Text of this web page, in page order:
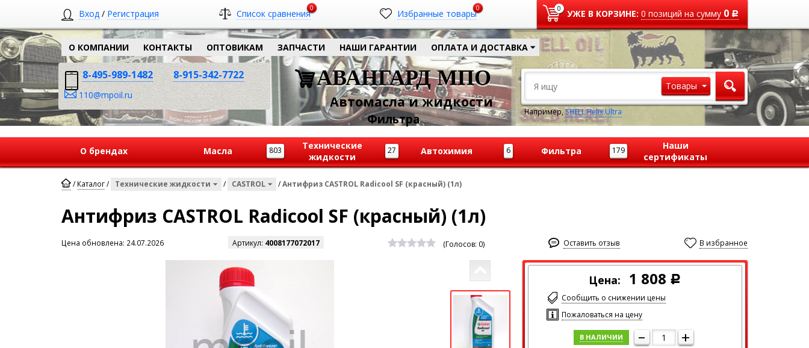
Вход / Регистрация Список сравнения0 Избранные товары0 0 УЖЕ В КОРЗИНЕ: 0 позиций на сумму 0 Р
О КОМПАНИИ КОНТАКТЫ ОПТОВИКАМ ЗАПЧАСТИ НАШИ ГАРАНТИИ ОПЛАТА И ДОСТАВКА
АВАНГАРД МПО
Автомасла и жидкости
Фильтра
8-495-989-1482 8-915-342-7722
110@mpoil.ru
Товары
Например,SHELL Helix Ultra
О брендах 803
Масла 27
Технические
жидкости
6
Автохимия 179
Фильтра
Наши
сертификаты
/ Каталог/ Технические жидкости / CASTROL /Антифриз CASTROL Radicool SF (красный) (1л)
Антифриз CASTROL Radicool SF (красный) (1л)
Цена обновлена: 24.07.2026 Артикул: 4008177072017 (Голосов: 0) Оставить отзыв В избранное
Цена: 1 808 Р
Сообщить о снижении цены
Пожаловаться на цену
В НАЛИЧИИ – +